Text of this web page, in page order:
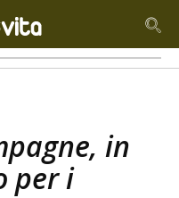
in
per i